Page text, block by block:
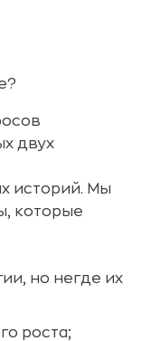
двух
историй. Мы
которые
но негде их
роста;